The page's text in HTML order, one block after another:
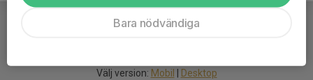
Välj version: Mobil Desktop
Bara nödvändiga